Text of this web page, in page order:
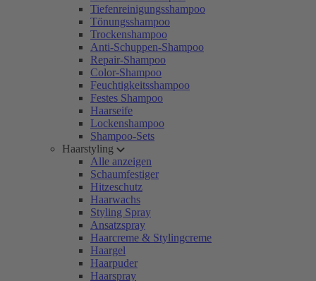
Tiefenreinigungsshampoo
Tönungsshampoo
Trockenshampoo
Anti-Schuppen-Shampoo
Repair-Shampoo
Color-Shampoo
Feuchtigkeitsshampoo
Festes Shampoo
Haarseife
Lockenshampoo
Shampoo-Sets
Haarstyling
Alle anzeigen
Schaumfestiger
Hitzeschutz
Haarwachs
Styling Spray
Ansatzspray
Haarcreme & Stylingcreme
Haargel
Haarpuder
Haarspray